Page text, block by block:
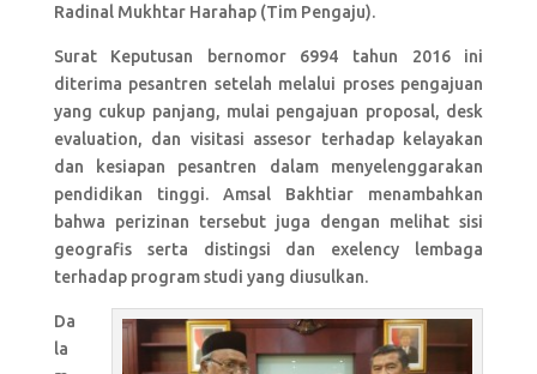
Radinal Mukhtar Harahap (Tim Pengaju).
Surat Keputusan bernomor 6994 tahun 2016 ini
diterima pesantren setelah melalui proses pengajuan
yang cukup panjang, mulai pengajuan proposal, desk
evaluation, dan visitasi assesor terhadap kelayakan
dan kesiapan pesantren dalam menyelenggarakan
pendidikan tinggi. Amsal Bakhtiar menambahkan
bahwa perizinan tersebut juga dengan melihat sisi
geografis serta distingsi dan exelency lembaga
terhadap program studi yang diusulkan.
Da
la